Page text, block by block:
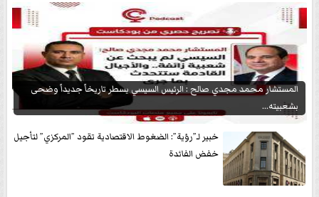
المستشار محمد مجدي صالح : الرئيس السيسي يسطر تاريخاً جديداً وضحى
بشعبيته...
خبير لـ”رؤية”: الضغوط الاقتصادية تقود ”المركزي” لتأجيل
خفض الفائدة